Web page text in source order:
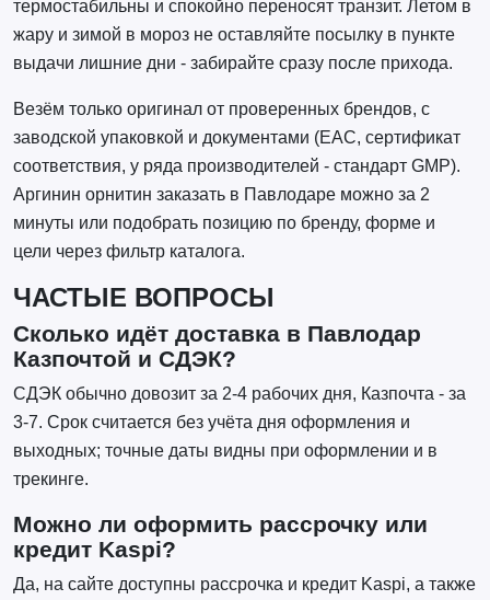
термостабильны и спокойно переносят транзит. Летом в
жару и зимой в мороз не оставляйте посылку в пункте
выдачи лишние дни - забирайте сразу после прихода.
Везём только оригинал от проверенных брендов, с
заводской упаковкой и документами (EAC, сертификат
соответствия, у ряда производителей - стандарт GMP).
Аргинин орнитин заказать в Павлодаре можно за 2
минуты или подобрать позицию по бренду, форме и
цели через фильтр каталога.
ЧАСТЫЕ ВОПРОСЫ
Сколько идёт доставка в Павлодар
Казпочтой и СДЭК?
СДЭК обычно довозит за 2-4 рабочих дня, Казпочта - за
3-7. Срок считается без учёта дня оформления и
выходных; точные даты видны при оформлении и в
трекинге.
Можно ли оформить рассрочку или
кредит Kaspi?
Да, на сайте доступны рассрочка и кредит Kaspi, а также